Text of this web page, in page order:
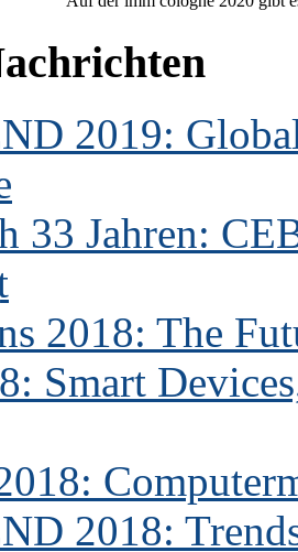
2019:
33 Jahren:
2018: The
Smart
2018: